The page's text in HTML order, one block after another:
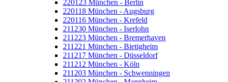
220123 München - Berlin
220118 München - Augsburg
220116 München - Krefeld
211230 München - Iserlohn
211223 München - Bremerhaven
211221 München - Bietigheim
211217 München - Düsseldorf
211212 München - Köln
211203 München - Schwenningen